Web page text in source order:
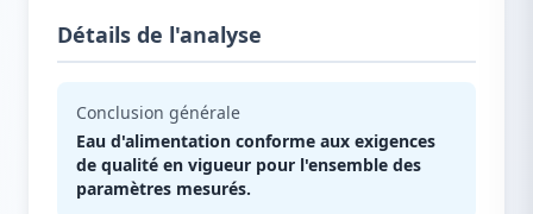
Détails de l'analyse
Conclusion générale
Eau d'alimentation conforme aux exigences
de qualité en vigueur pour l'ensemble des
paramètres mesurés.